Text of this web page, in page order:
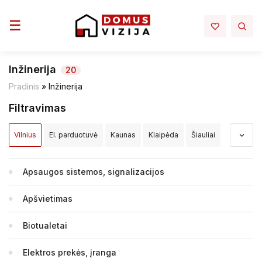
Toggle navigation
☰
Filtravimas
Vilnius El. parduotuvė Kaunas Klaipėda Šiauliai
Panevėžys Alytus Akmenės raj. Alytaus raj.
Anykščių raj. Birštono sav. Biržų raj.
Druskininkų sav. Elektrėnų sav. Ignalinos raj.
Jonavos raj. Joniškio raj. Jurbarko raj.
Inžinerija
20
Pradinis » Inžinerija
Apsaugos sistemos, signalizacijos
Apšvietimas
Biotualetai
Elektros prekės, įranga